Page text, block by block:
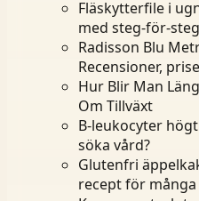
Fläskytterfile i
med steg-för-steg
Radisson Blu
Recensioner,
Hur Blir Man
Om Tillväxt
B-leukocyter
söka vård?
Glutenfri
recept för många